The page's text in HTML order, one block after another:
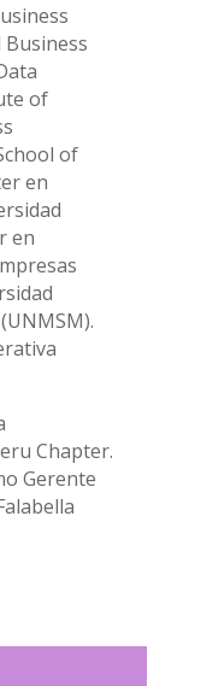
of
of
en
en
Chapter.
Gerente